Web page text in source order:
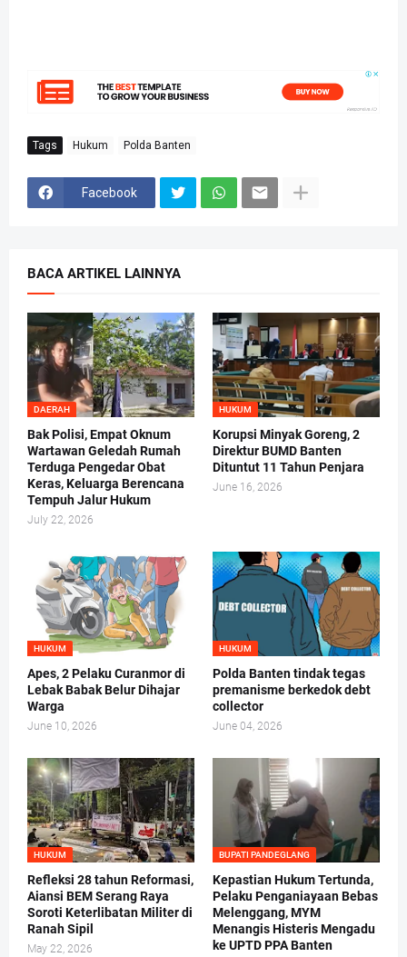
Tags Hukum Polda Banten
Facebook
BACA ARTIKEL LAINNYA
DAERAH
Bak Polisi, Empat Oknum
Wartawan Geledah Rumah
Terduga Pengedar Obat
Keras, Keluarga Berencana
Tempuh Jalur Hukum
July 22, 2026
HUKUM
Korupsi Minyak Goreng, 2
Direktur BUMD Banten
Dituntut 11 Tahun Penjara
June 16, 2026
HUKUM
Apes, 2 Pelaku Curanmor di
Lebak Babak Belur Dihajar
Warga
June 10, 2026
HUKUM
Polda Banten tindak tegas
premanisme berkedok debt
collector
June 04, 2026
HUKUM
Refleksi 28 tahun Reformasi,
Aiansi BEM Serang Raya
Soroti Keterlibatan Militer di
Ranah Sipil
May 22, 2026
BUPATI PANDEGLANG
Kepastian Hukum Tertunda,
Pelaku Penganiayaan Bebas
Melenggang, MYM
Menangis Histeris Mengadu
ke UPTD PPA Banten